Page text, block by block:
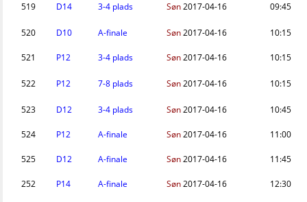
519 D14 3-4 plads Søn2017-04-16 09:45
520 D10 A-finale Søn2017-04-16 10:15
521 P12 3-4 plads Søn2017-04-16 10:15
522 P12 7-8 plads Søn2017-04-16 10:15
523 D12 3-4 plads Søn2017-04-16 10:45
524 P12 A-finale Søn2017-04-16 11:00
525 D12 A-finale Søn2017-04-16 11:45
252 P14 A-finale Søn2017-04-16 12:30